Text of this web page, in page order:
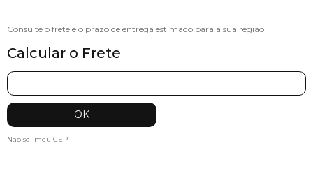
Calcular o Frete
Não sei meu CEP